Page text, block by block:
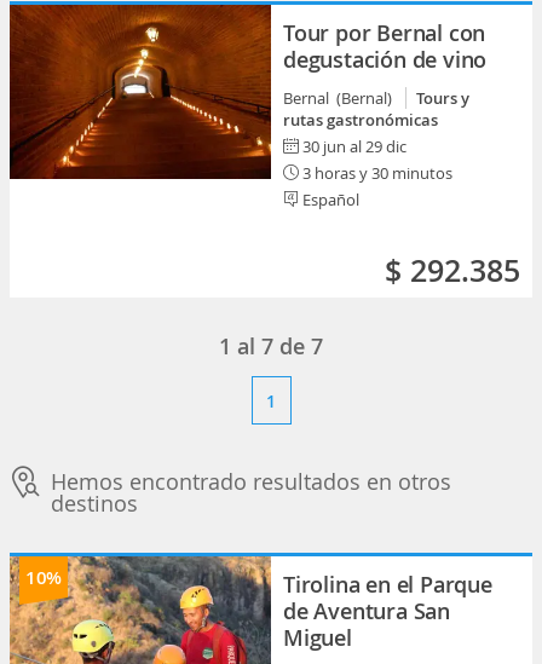
Tour por Bernal con
degustación de vino
Bernal (Bernal)
Tours y
rutas gastronómicas
30 jun al 29 dic
3 horas y 30 minutos
Español
$ 292.385
1 al 7 de 7
1
Hemos encontrado resultados en otros
destinos
10%
Tirolina en el Parque
de Aventura San
Miguel